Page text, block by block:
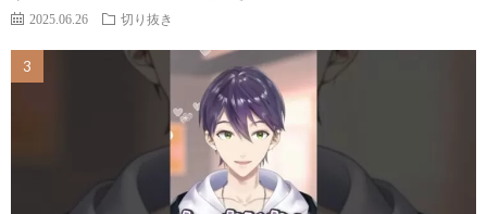
2025.06.26 切り抜き